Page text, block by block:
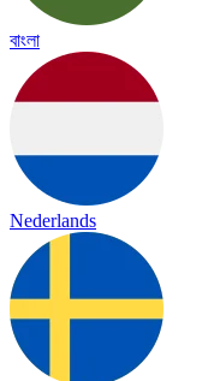
বাংলা
Nederlands